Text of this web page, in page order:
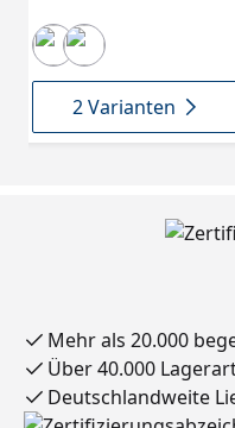
2 Varianten
Mehr als 20.000
Über 40.000
Deutschlandweite